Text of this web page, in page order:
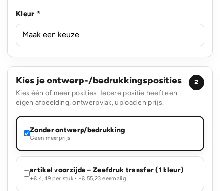
Kleur *
Kies je ontwerp-/bedrukkingsposities
Kies één of meer posities. Iedere positie heeft een
eigen afbeelding, ontwerpvlak, upload en prijs.
2
Zonder ontwerp/bedrukking
Geen meerprijs
artikel voorzijde – Zeefdruk transfer (1 kleur)
+€ 4,49 per stuk · +€ 55,23 eenmalig